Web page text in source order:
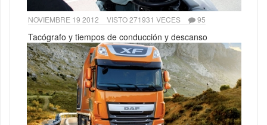
NOVIEMBRE 19 2012 VISTO 271931 VECES 95
Tacógrafo y tiempos de conducción y descanso